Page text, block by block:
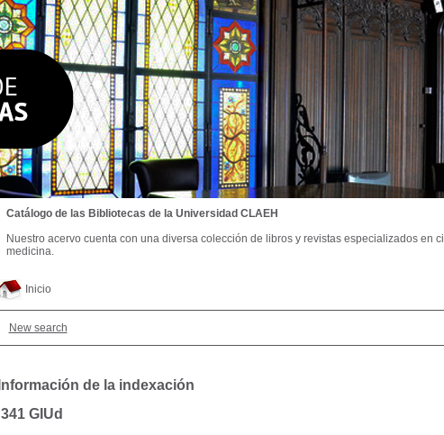
Inicio
New search
Información de la indexación
341 GIUd
Catálogo de las Bibliotecas de la Universidad CLAEH
Nuestro acervo cuenta con una diversa colección de libros y revistas especializados en
medicina.